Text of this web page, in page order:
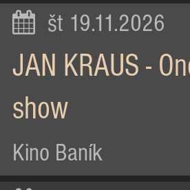
št 19.11.2026
JAN KRAUS -
show
Kino Baník